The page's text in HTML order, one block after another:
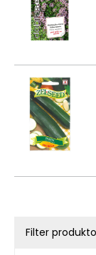
Filter